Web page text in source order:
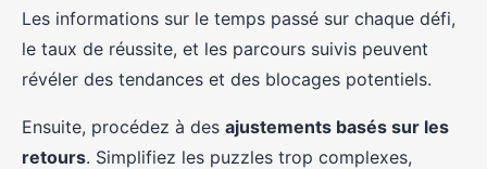
Les informations sur le temps passé sur chaque défi,
le taux de réussite, et les parcours suivis peuvent
révéler des tendances et des blocages potentiels.
Ensuite, procédez à des ajustements basés sur les
retours. Simplifiez les puzzles trop complexes,